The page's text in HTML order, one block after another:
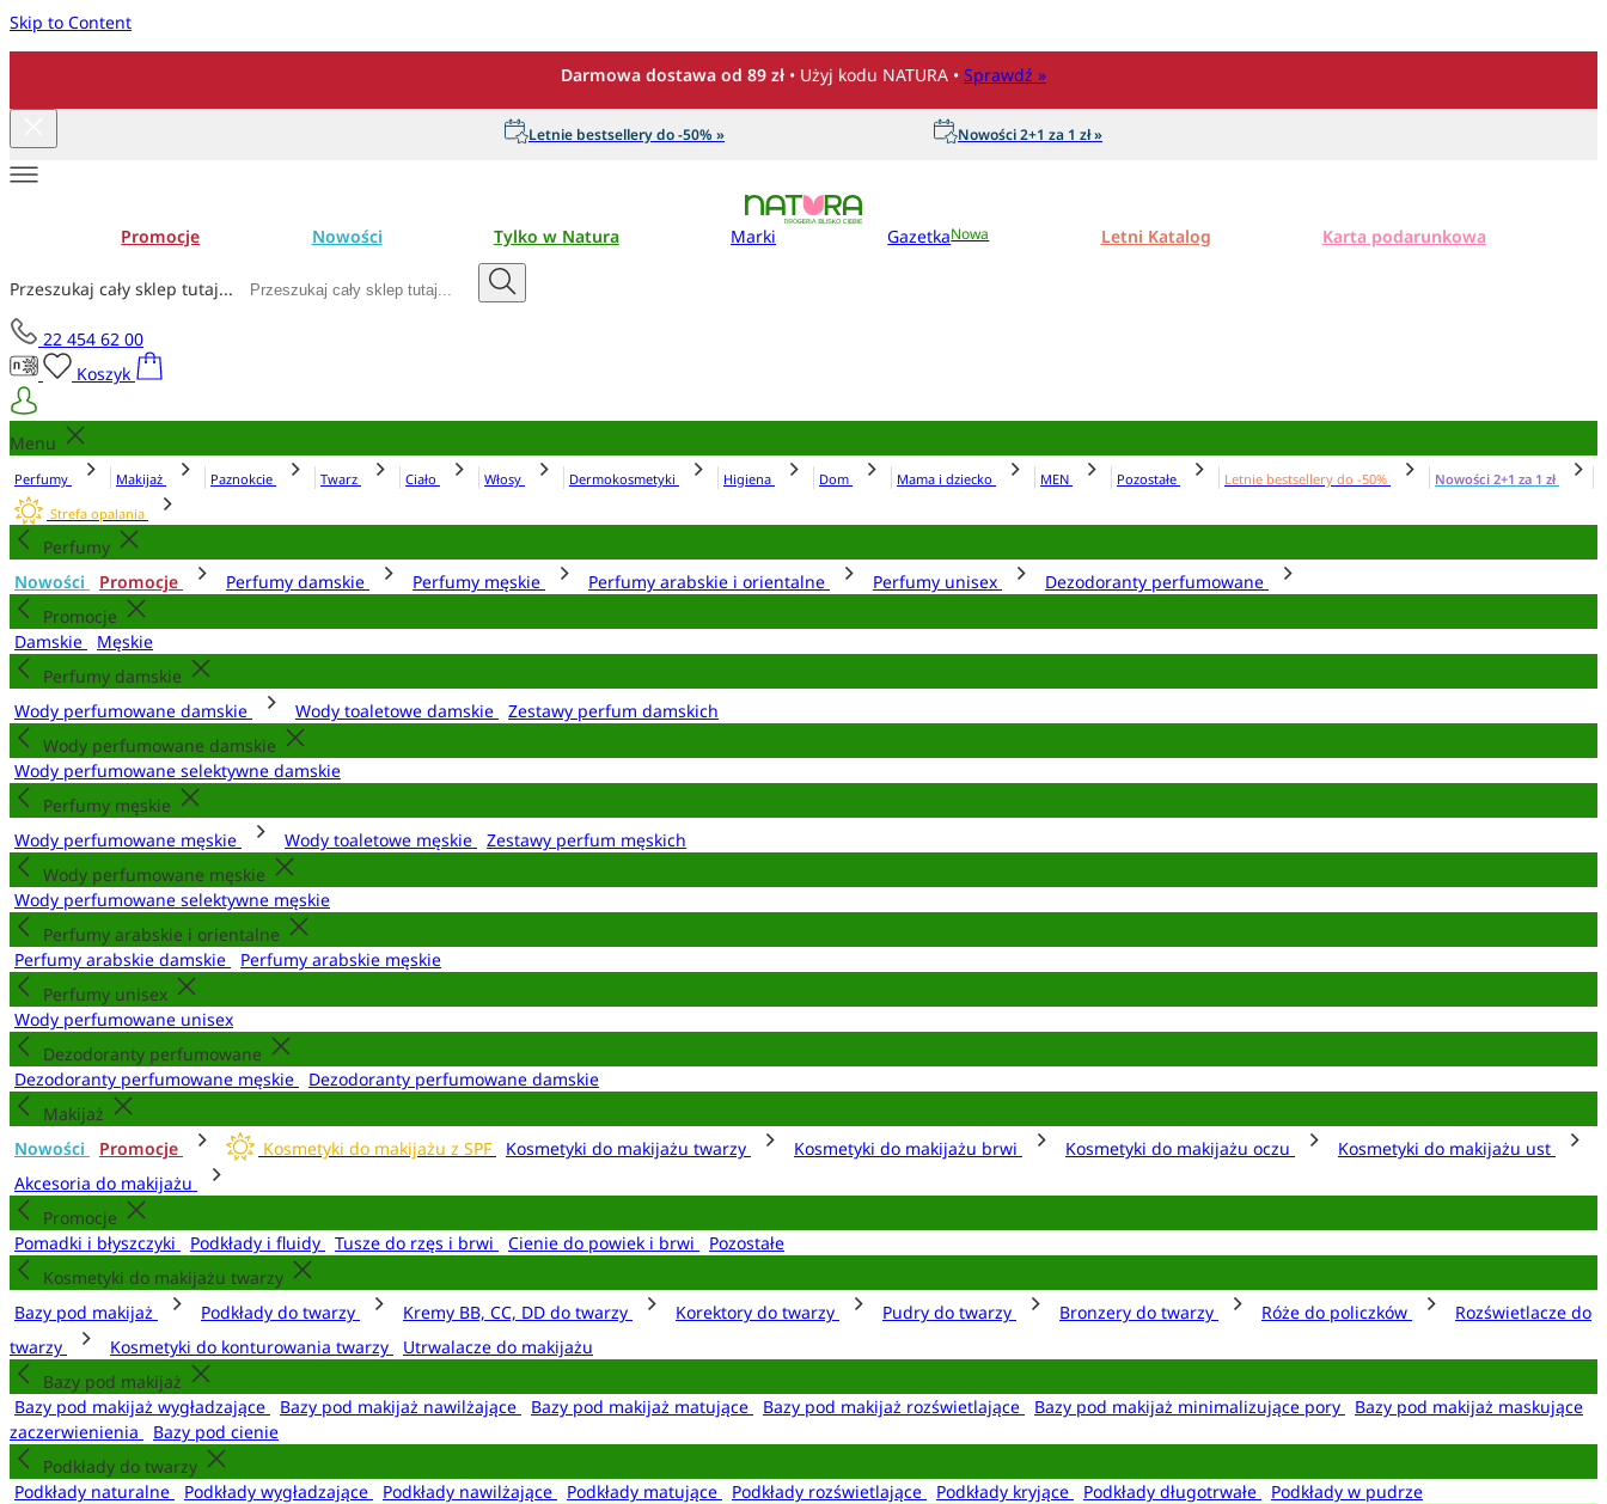
Skip to Content
Darmowa dostawa od 89 zł • Użyj kodu NATURA • Sprawdź »
Letnie bestsellery do -50% » Nowości 2+1 za 1 zł »
Promocje Nowości Tylko w Natura Marki GazetkaNowa Letni Katalog Karta podarunkowa
Przeszukaj cały sklep tutaj...
22 454 62 00
Koszyk
Menu
Perfumy Makijaż Paznokcie Twarz Ciało Włosy Dermokosmetyki Higiena Dom Mama i dziecko MEN Pozostałe Letnie bestsellery do -50%
Nowości 2+1 za 1 zł
Strefa opalania
Perfumy
Nowości
Promocje Perfumy damskie Perfumy męskie Perfumy arabskie i orientalne Perfumy unisex
Dezodoranty perfumowane
Promocje
Damskie
Męskie
Perfumy damskie
Wody perfumowane damskie
Wody toaletowe damskie
Zestawy perfum damskich
Wody perfumowane damskie
Wody perfumowane selektywne damskie
Perfumy męskie
Wody perfumowane męskie
Wody toaletowe męskie
Zestawy perfum męskich
Wody perfumowane męskie
Wody perfumowane selektywne męskie
Perfumy arabskie i orientalne
Perfumy arabskie damskie
Perfumy arabskie męskie
Perfumy unisex
Wody perfumowane unisex
Dezodoranty perfumowane
Dezodoranty perfumowane męskie
Dezodoranty perfumowane damskie
Makijaż
Nowości
Promocje Kosmetyki do makijażu z SPF Kosmetyki do makijażu twarzy Kosmetyki do makijażu brwi Kosmetyki do makijażu oczu
Kosmetyki do makijażu ust
Akcesoria do makijażu
Promocje
Pomadki i błyszczyki
Podkłady i fluidy Tusze do rzęs i brwi Cienie do powiek i brwi
Pozostałe
Kosmetyki do makijażu twarzy
Bazy pod makijaż
Podkłady do twarzy Kremy BB, CC, DD do twarzy Korektory do twarzy Pudry do twarzy Bronzery do twarzy Róże do policzków
Rozświetlacze do
twarzy
Kosmetyki do konturowania twarzy
Utrwalacze do makijażu
Bazy pod makijaż
Bazy pod makijaż wygładzające
Bazy pod makijaż nawilżające Bazy pod makijaż matujące Bazy pod makijaż rozświetlające Bazy pod makijaż minimalizujące pory
Bazy pod makijaż maskujące
zaczerwienienia
Bazy pod cienie
Podkłady do twarzy
Podkłady naturalne
Podkłady wygładzające Podkłady nawilżające Podkłady matujące Podkłady rozświetlające Podkłady kryjące Podkłady długotrwałe
Podkłady w pudrze